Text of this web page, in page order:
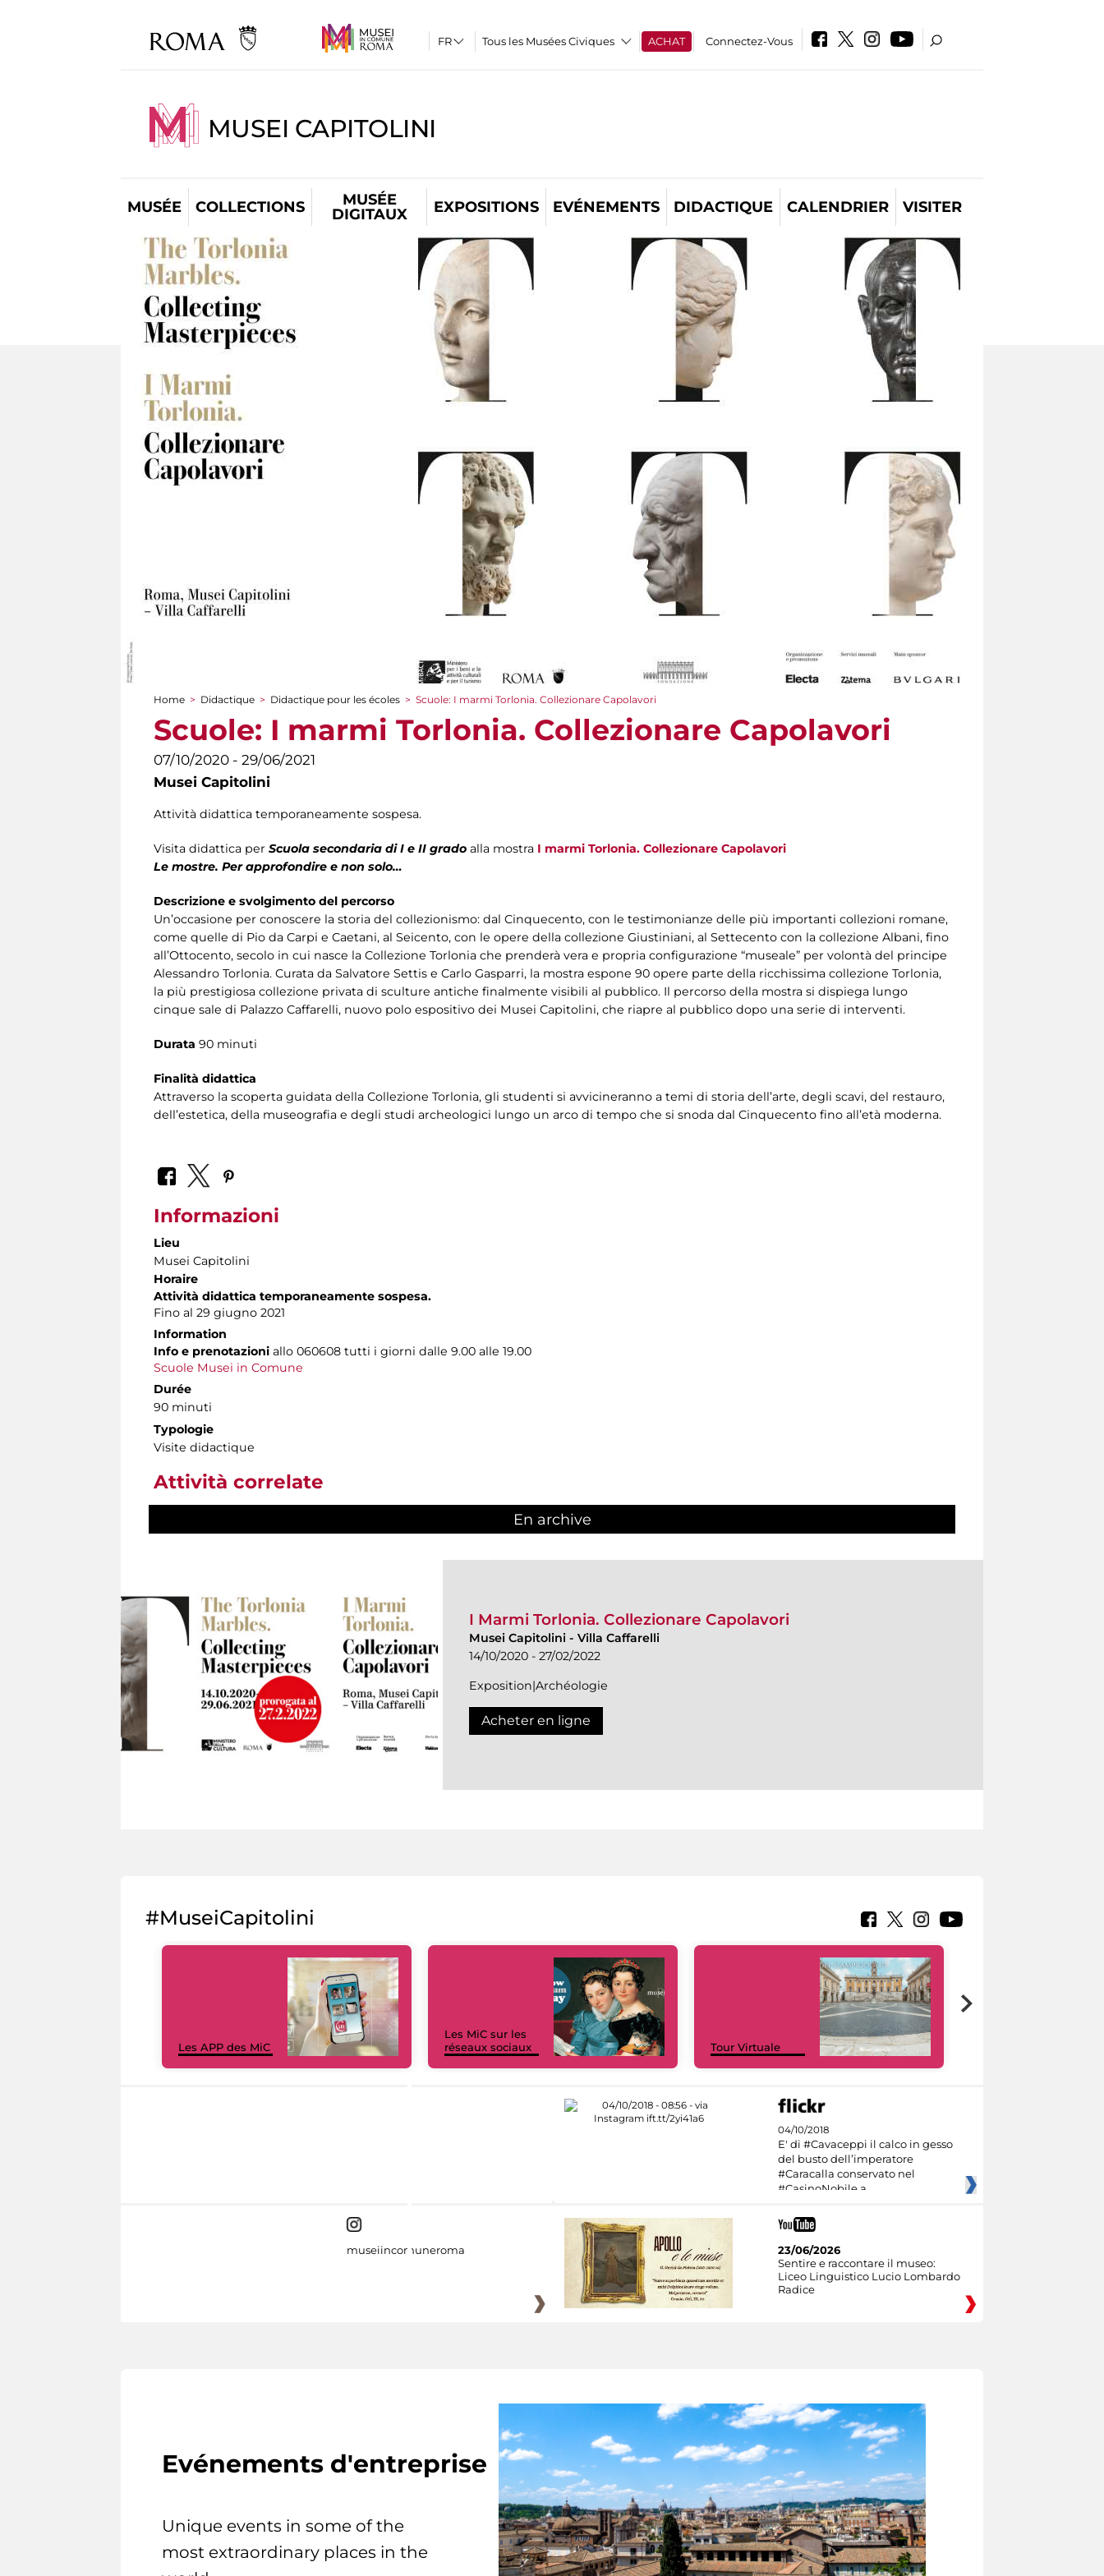
Tous les Musées Civiques ACHAT Connectez-Vous
MUSEI CAPITOLINI
MUSÉE COLLECTIONS
MUSÉE
DIGITAUX
EXPOSITIONS EVÉNEMENTS DIDACTIQUE CALENDRIER VISITER
You are here
Home > Didactique > Didactique pour les écoles > Scuole: I marmi Torlonia. Collezionare Capolavori
Scuole: I marmi Torlonia. Collezionare Capolavori
07/10/2020 - 29/06/2021
Musei Capitolini
Attività didattica temporaneamente sospesa.
Visita didattica per Scuola secondaria di I e II grado alla mostra I marmi Torlonia. Collezionare Capolavori
Le mostre. Per approfondire e non solo…
Descrizione e svolgimento del percorso
Un’occasione per conoscere la storia del collezionismo: dal Cinquecento, con le testimonianze delle più importanti collezioni romane,
come quelle di Pio da Carpi e Caetani, al Seicento, con le opere della collezione Giustiniani, al Settecento con la collezione Albani, fino
all’Ottocento, secolo in cui nasce la Collezione Torlonia che prenderà vera e propria configurazione “museale” per volontà del principe
Alessandro Torlonia. Curata da Salvatore Settis e Carlo Gasparri, la mostra espone 90 opere parte della ricchissima collezione Torlonia,
la più prestigiosa collezione privata di sculture antiche finalmente visibili al pubblico. Il percorso della mostra si dispiega lungo
cinque sale di Palazzo Caffarelli, nuovo polo espositivo dei Musei Capitolini, che riapre al pubblico dopo una serie di interventi.
Durata 90 minuti
Finalità didattica
Attraverso la scoperta guidata della Collezione Torlonia, gli studenti si avvicineranno a temi di storia dell’arte, degli scavi, del restauro,
dell’estetica, della museografia e degli studi archeologici lungo un arco di tempo che si snoda dal Cinquecento fino all’età moderna.
Informazioni
Lieu
Musei Capitolini
Horaire
Attività didattica temporaneamente sospesa.
Fino al 29 giugno 2021
Information
Info e prenotazioni allo 060608 tutti i giorni dalle 9.00 alle 19.00
Scuole Musei in Comune
Durée
90 minuti
Typologie
Visite didactique
Attività correlate
En archive
I Marmi Torlonia. Collezionare Capolavori
Musei Capitolini - Villa Caffarelli
14/10/2020 - 27/02/2022
Exposition|Archéologie
Acheter en ligne
#MuseiCapitolini
Les APP des MiC
Les MiC sur les
réseaux sociaux
Tour Virtuale
04/10/2018
E' di #Cavaceppi il calco in gesso
del busto dell’imperatore
#Caracalla conservato nel
#CasinoNobile a
museiincomuneroma
23/06/2026
Sentire e raccontare il museo:
Liceo Linguistico Lucio Lombardo
Radice
Evénements d'entreprise
Unique events in some of the
most extraordinary places in the